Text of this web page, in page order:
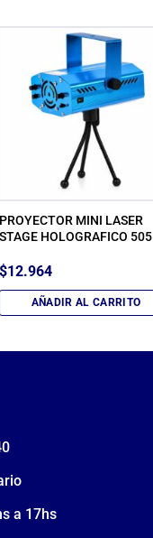
PROYECTOR MINI LASER
STAGE HOLOGRAFICO 505
$12.964
AÑADIR AL CARRITO
a 17hs